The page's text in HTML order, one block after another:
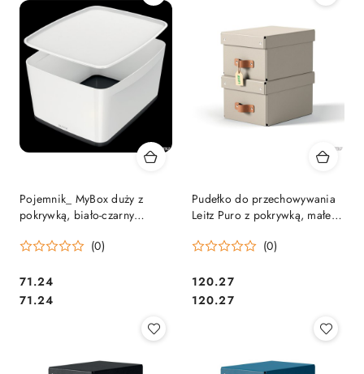
Pojemnik_ MyBox duży z
pokrywką, biało-czarny
(0)
Cena:
71.24
Cena:
71.24
Pudełko do przechowywania
Leitz Puro z pokrywką, małe, 7
recyklingu, 2 szt., beżowe
(0)
Cena:
120.27
Cena:
120.27